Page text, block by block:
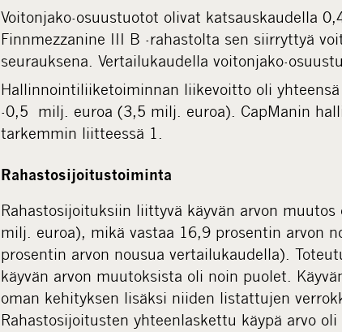
Voitonjako-osuustuotot olivat katsauskaudella
Finnmezzanine III B -rahastolta sen siirryttyä
seurauksena. Vertailukaudella voitonjako-
Hallinnointiliiketoiminnan liikevoitto oli
-0,5 milj. euroa (3,5 milj. euroa). CapManin
tarkemmin liitteessä 1.
Rahastosijoitustoiminta
Rahastosijoituksiin liittyvä käyvän arvon
milj. euroa), mikä vastaa 16,9 prosentin arvon
prosentin arvon nousua vertailukaudella).
käyvän arvon muutoksista oli noin puolet.
oman kehityksen lisäksi niiden listattujen
Rahastosijoitusten yhteenlaskettu käypä arvo